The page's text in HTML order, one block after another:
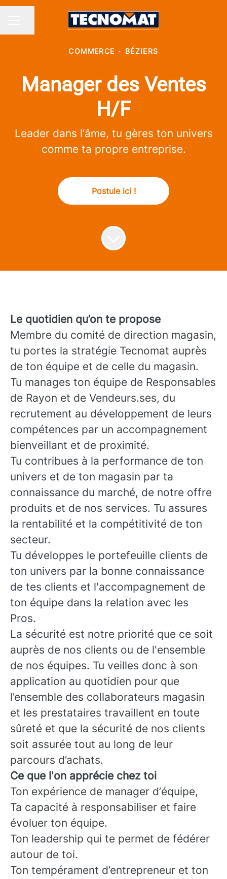
MENU CARRIÈRE
Partager la page
COMMERCE · BÉZIERS
Manager des Ventes
H/F
Leader dans l’âme, tu gères ton univers
comme ta propre entreprise.
Postule ici !
Le quotidien qu’on te propose
Membre du comité de direction magasin,
tu portes la stratégie Tecnomat auprès
de ton équipe et de celle du magasin.
Tu manages ton équipe de Responsables
de Rayon et de Vendeurs.ses, du
recrutement au développement de leurs
compétences par un accompagnement
bienveillant et de proximité.
Tu contribues à la performance de ton
univers et de ton magasin par ta
connaissance du marché, de notre offre
produits et de nos services. Tu assures
la rentabilité et la compétitivité de ton
secteur.
Tu développes le portefeuille clients de
ton univers par la bonne connaissance
de tes clients et l'accompagnement de
ton équipe dans la relation avec les
Pros.
La sécurité est notre priorité que ce soit
auprès de nos clients ou de l'ensemble
de nos équipes. Tu veilles donc à son
application au quotidien pour que
l’ensemble des collaborateurs magasin
et les prestataires travaillent en toute
sûreté et que la sécurité de nos clients
soit assurée tout au long de leur
parcours d’achats.
Ce que l'on apprécie chez toi
Ton expérience de manager d’équipe,
Ta capacité à responsabiliser et faire
évoluer ton équipe.
Ton leadership qui te permet de fédérer
autour de toi.
Ton tempérament d’entrepreneur et ton